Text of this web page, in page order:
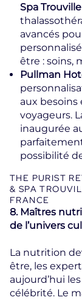
Spa
avancés
être : soins,
Pullman
aux
voyageurs.
inaugurée
possibilité
THE PURIST
& SPA
FRANCE
8. Maîtres
de l’univers
La nutrition
être, les
aujourd’hui
célébrité. Le